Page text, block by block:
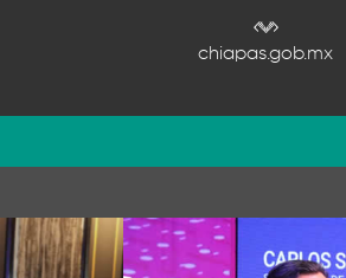
chiapas.gob.mx